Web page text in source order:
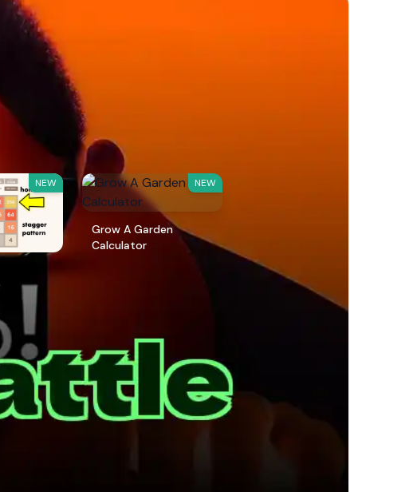
NEW NEW
Grow A Garden
Calculator